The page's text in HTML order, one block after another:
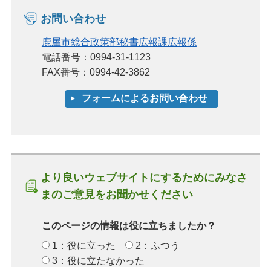
お問い合わせ
鹿屋市総合政策部秘書広報課広報係
電話番号：0994-31-1123
FAX番号：0994-42-3862
より良いウェブサイトにするためにみなさ
まのご意見をお聞かせください
このページの情報は役に立ちましたか？
1：役に立った
2：ふつう
3：役に立たなかった